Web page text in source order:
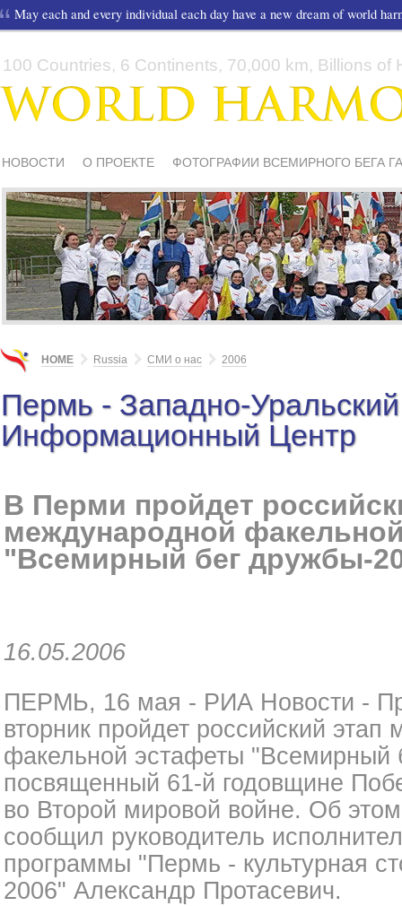
May each and every individual each day have a new dream of world
100 Countries, 6 Continents, 70,000 km, Billions of
НОВОСТИ О ПРОЕКТЕ
ФОТОГРАФИИ ВСЕМИРНОГО БЕГА
СМИ О НАС
ШКОЛЫ И ДЕТИ МАТЕРИАЛЫ ПИСЬМА
HOME Russia СМИ о нас 2006
Пермь - Западно-Уральский
Информационный Центр
В Перми пройдет
международной
"Всемирный бег дружбы-
16.05.2006
ПЕРМЬ, 16 мая - РИА Новости -
вторник пройдет российский
факельной эстафеты "Всемирный
посвященный 61-й годовщине
во Второй мировой войне. Об
сообщил руководитель
программы "Пермь - культурная
2006" Александр Протасевич.